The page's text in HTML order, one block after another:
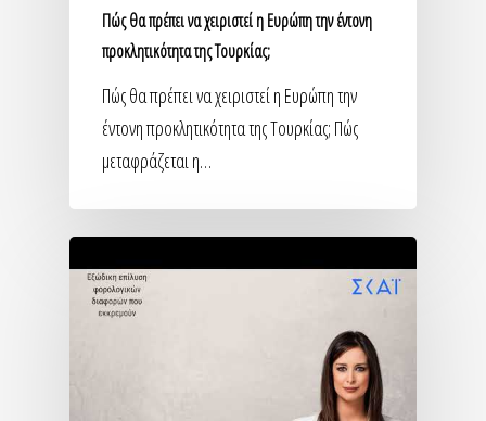
Πώς θα πρέπει να χειριστεί η Ευρώπη την έντονη
προκλητικότητα της Τουρκίας;
Πώς θα πρέπει να χειριστεί η Ευρώπη την
έντονη προκλητικότητα της Τουρκίας; Πώς
μεταφράζεται η…